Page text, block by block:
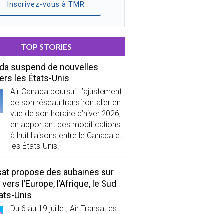
Inscrivez-vous à TMR
TOP STORIES
suspend de nouvelles
les États-Unis
Air Canada poursuit l’ajustement
de son réseau transfrontalier en
vue de son horaire d’hiver 2026,
en apportant des modifications
à huit liaisons entre le Canada et
les États-Unis.
propose des aubaines sur
l’Europe, l’Afrique, le Sud
Unis
Du 6 au 19 juillet, Air Transat est